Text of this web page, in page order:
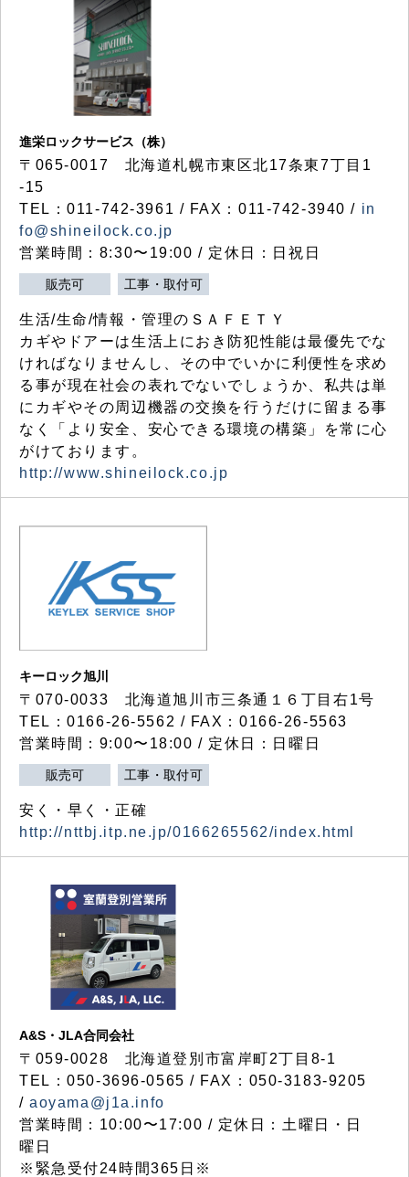
進栄ロックサービス（株）
〒065-0017 北海道札幌市東区北17条東7丁目1
-15
TEL：011-742-3961 / FAX：011-742-3940 / in
fo@shineilock.co.jp
営業時間：8:30〜19:00 / 定休日：日祝日
販売可 工事・取付可
生活/生命/情報・管理のＳＡＦＥＴＹ
カギやドアーは生活上におき防犯性能は最優先でな
ければなりませんし、その中でいかに利便性を求め
る事が現在社会の表れでないでしょうか、私共は単
にカギやその周辺機器の交換を行うだけに留まる事
なく「より安全、安心できる環境の構築」を常に心
がけております。
http://www.shineilock.co.jp
キーロック旭川
〒070-0033 北海道旭川市三条通１６丁目右1号
TEL：0166-26-5562 / FAX：0166-26-5563
営業時間：9:00〜18:00 / 定休日：日曜日
販売可 工事・取付可
安く・早く・正確
http://nttbj.itp.ne.jp/0166265562/index.html
A&S・JLA合同会社
〒 059-0028 北海道登別市富岸町2丁目 8-1
TEL：050-3696-0565 / FAX：050-3183-9205
/aoyama@j1a.info
営業時間：10:00〜17:00 / 定休日：土曜日・日
曜日
※緊急受付24時間365日※